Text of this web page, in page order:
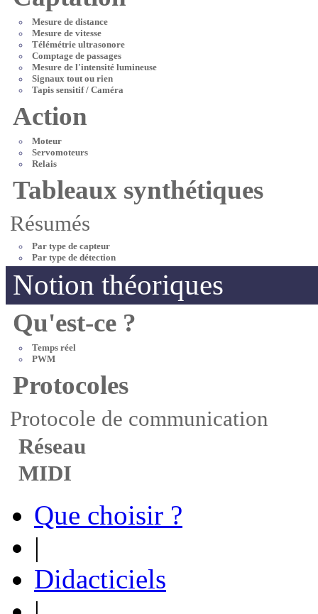
Mesure de distance
Mesure de vitesse
Télémétrie ultrasonore
Comptage de passages
Mesure de l'intensité lumineuse
Signaux tout ou rien
Tapis sensitif / Caméra
Action
Moteur
Servomoteurs
Relais
Tableaux synthétiques
Résumés
Par type de capteur
Par type de détection
Notion théoriques
Qu'est-ce ?
Temps réel
PWM
Protocoles
Protocole de communication
Réseau
MIDI
Que choisir ?
|
Didacticiels